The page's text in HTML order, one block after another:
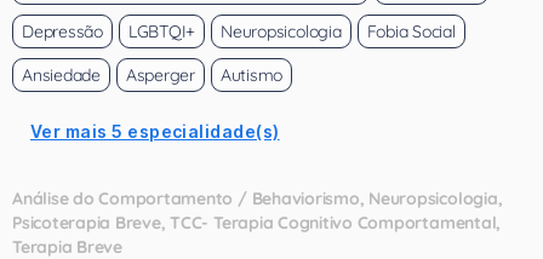
Depressão
LGBTQI+ Neuropsicologia
Fobia Social
Ansiedade
Asperger Autismo
Ver mais 5 especialidade(s)
Análise do Comportamento / Behaviorismo Neuropsicologia
Psicoterapia Breve TCC- Terapia Cognitivo Comportamental
Terapia Breve